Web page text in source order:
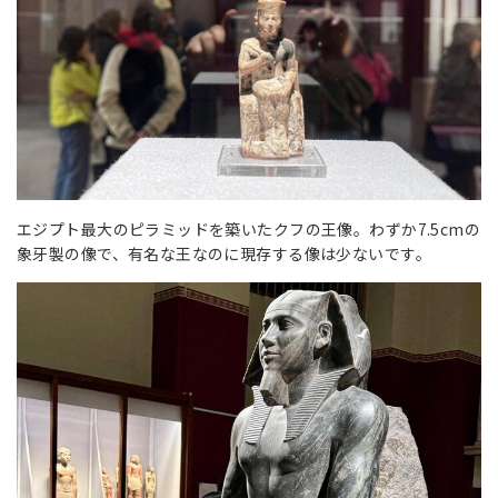
エジプト最大のピラミッドを築いたクフの王像。わずか7.5cmの
象牙製の像で、有名な王なのに現存する像は少ないです。